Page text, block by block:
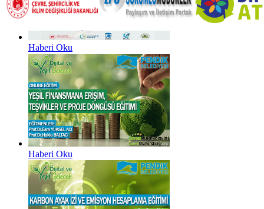
Haberi Oku
Haberi Oku